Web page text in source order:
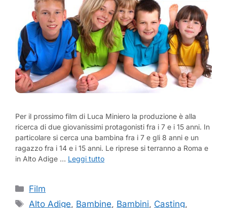
Per il prossimo film di Luca Miniero la produzione è alla
ricerca di due giovanissimi protagonisti fra i 7 e i 15 anni. In
particolare si cerca una bambina fra i 7 e gli 8 anni e un
ragazzo fra i 14 e i 15 anni. Le riprese si terranno a Roma e
in Alto Adige … Leggi tutto
Categorie
Film
Tag
Alto Adige, Bambine, Bambini, Casting,